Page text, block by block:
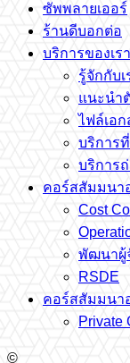
ซัพพลายเออร์
ร้านดีบอกต่อ
บริการของเรา
รู้จักกับเ
แนะนำ
ไฟล์เอ
บริการ
บริการ
คอร์สสัมมนา
Cost
พัฒนาผู้
RSDE
คอร์สสัมมนา
Private
©